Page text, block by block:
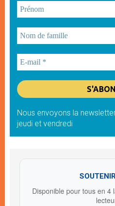
Nous envoyons la
jeudi et vendredi
Disponible pour tous en 4